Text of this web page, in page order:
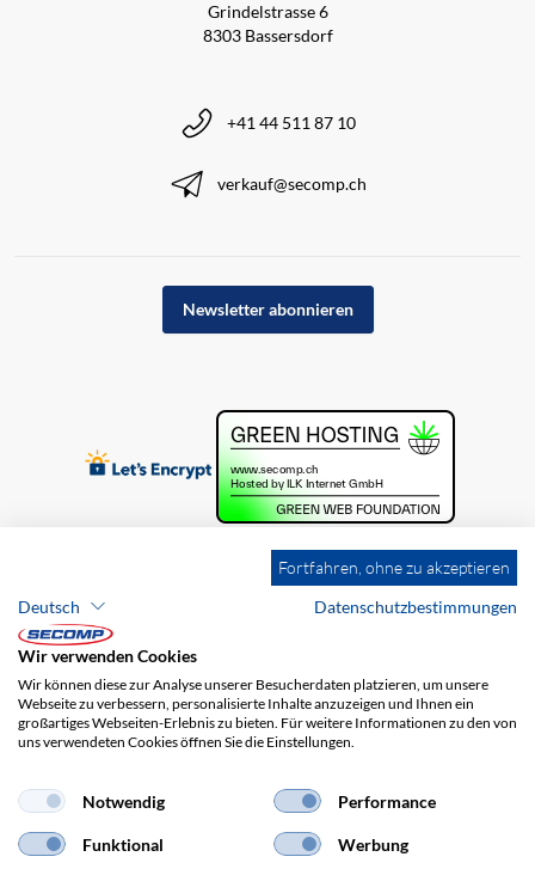
Grindelstrasse 6
8303 Bassersdorf
+41 44 511 87 10
verkauf@secomp.ch
Newsletter abonnieren
Brands Impressum
AGB
Haftungsausschluss
Versandkosten
Fortfahren, ohne zu akzeptieren
Deutsch
Datenschutzbestimmungen
Wir verwenden Cookies
Wir können diese zur Analyse unserer Besucherdaten platzieren, um unsere
Webseite zu verbessern, personalisierte Inhalte anzuzeigen und Ihnen ein
großartiges Webseiten-Erlebnis zu bieten. Für weitere Informationen zu den von
uns verwendeten Cookies öffnen Sie die Einstellungen.
Notwendig Performance
Funktional Werbung